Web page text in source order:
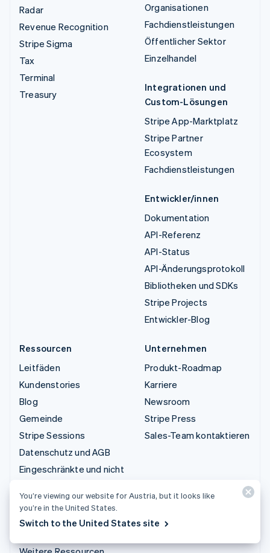
Radar
Revenue Recognition
Stripe Sigma
Tax
Terminal
Treasury
Organisationen
Fachdienstleistungen
Öffentlicher Sektor
Einzelhandel
Integrationen und
Custom-Lösungen
Stripe App-Marktplatz
Stripe Partner
Ecosystem
Fachdienstleistungen
Entwickler/innen
Dokumentation
API-Referenz
API-Status
API-Änderungsprotokoll
Bibliotheken und SDKs
Stripe Projects
Entwickler-Blog
Ressourcen
Leitfäden
Kundenstories
Blog
Gemeinde
Stripe Sessions
Datenschutz und AGB
Eingeschränkte und nicht
Lizenzen
Sitemap
Unternehmen
Produkt-Roadmap
Karriere
Newsroom
Stripe Press
Sales-Team kontaktieren
You’re viewing our website for Austria, but it looks like
you’re in the United States.
Switch to the United States site